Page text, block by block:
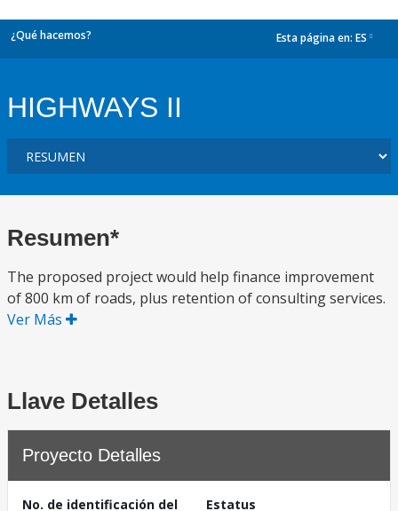
¿Qué hacemos? Esta página en: ES
HIGHWAYS II
Resumen*
The proposed project would help finance improvement
of 800 km of roads, plus retention of consulting services.
Ver Más
Llave Detalles
Proyecto Detalles
No. de identificación del
Estatus